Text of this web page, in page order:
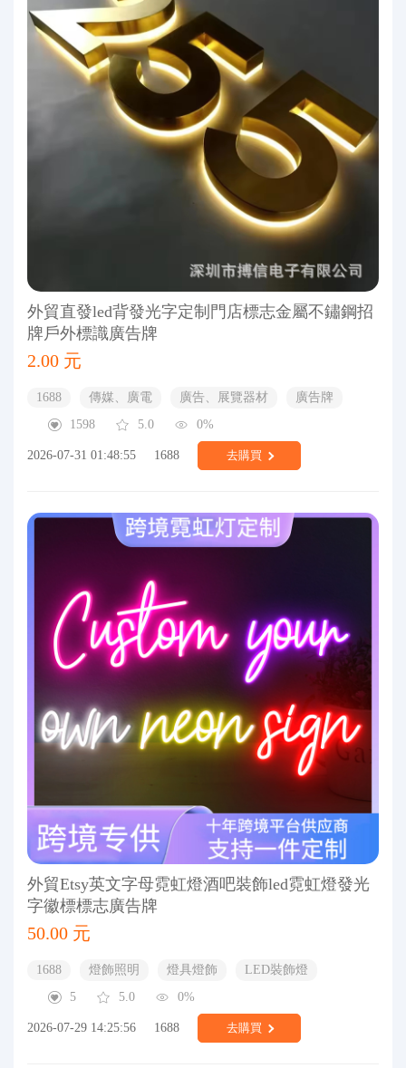
外貿直發led背發光字定制門店標志金屬不鏽鋼招
牌戶外標識廣告牌
2.00 元
1688 傳媒、廣電 廣告、展覽器材
廣告牌
1598
5.0 0%
2026-07-31 01:48:55 1688 去購買
外貿Etsy英文字母霓虹燈酒吧裝飾led霓虹燈發光
字徽標標志廣告牌
50.00 元
1688 燈飾照明 燈具燈飾
LED裝飾燈
5
5.0 0%
2026-07-29 14:25:56 1688 去購買